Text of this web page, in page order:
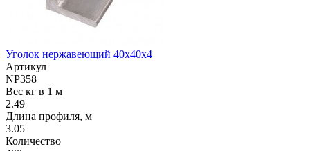
Уголок нержавеющий 40х40х4
Артикул
NP358
Вес кг в 1 м
2.49
Длина профиля, м
3.05
Количество